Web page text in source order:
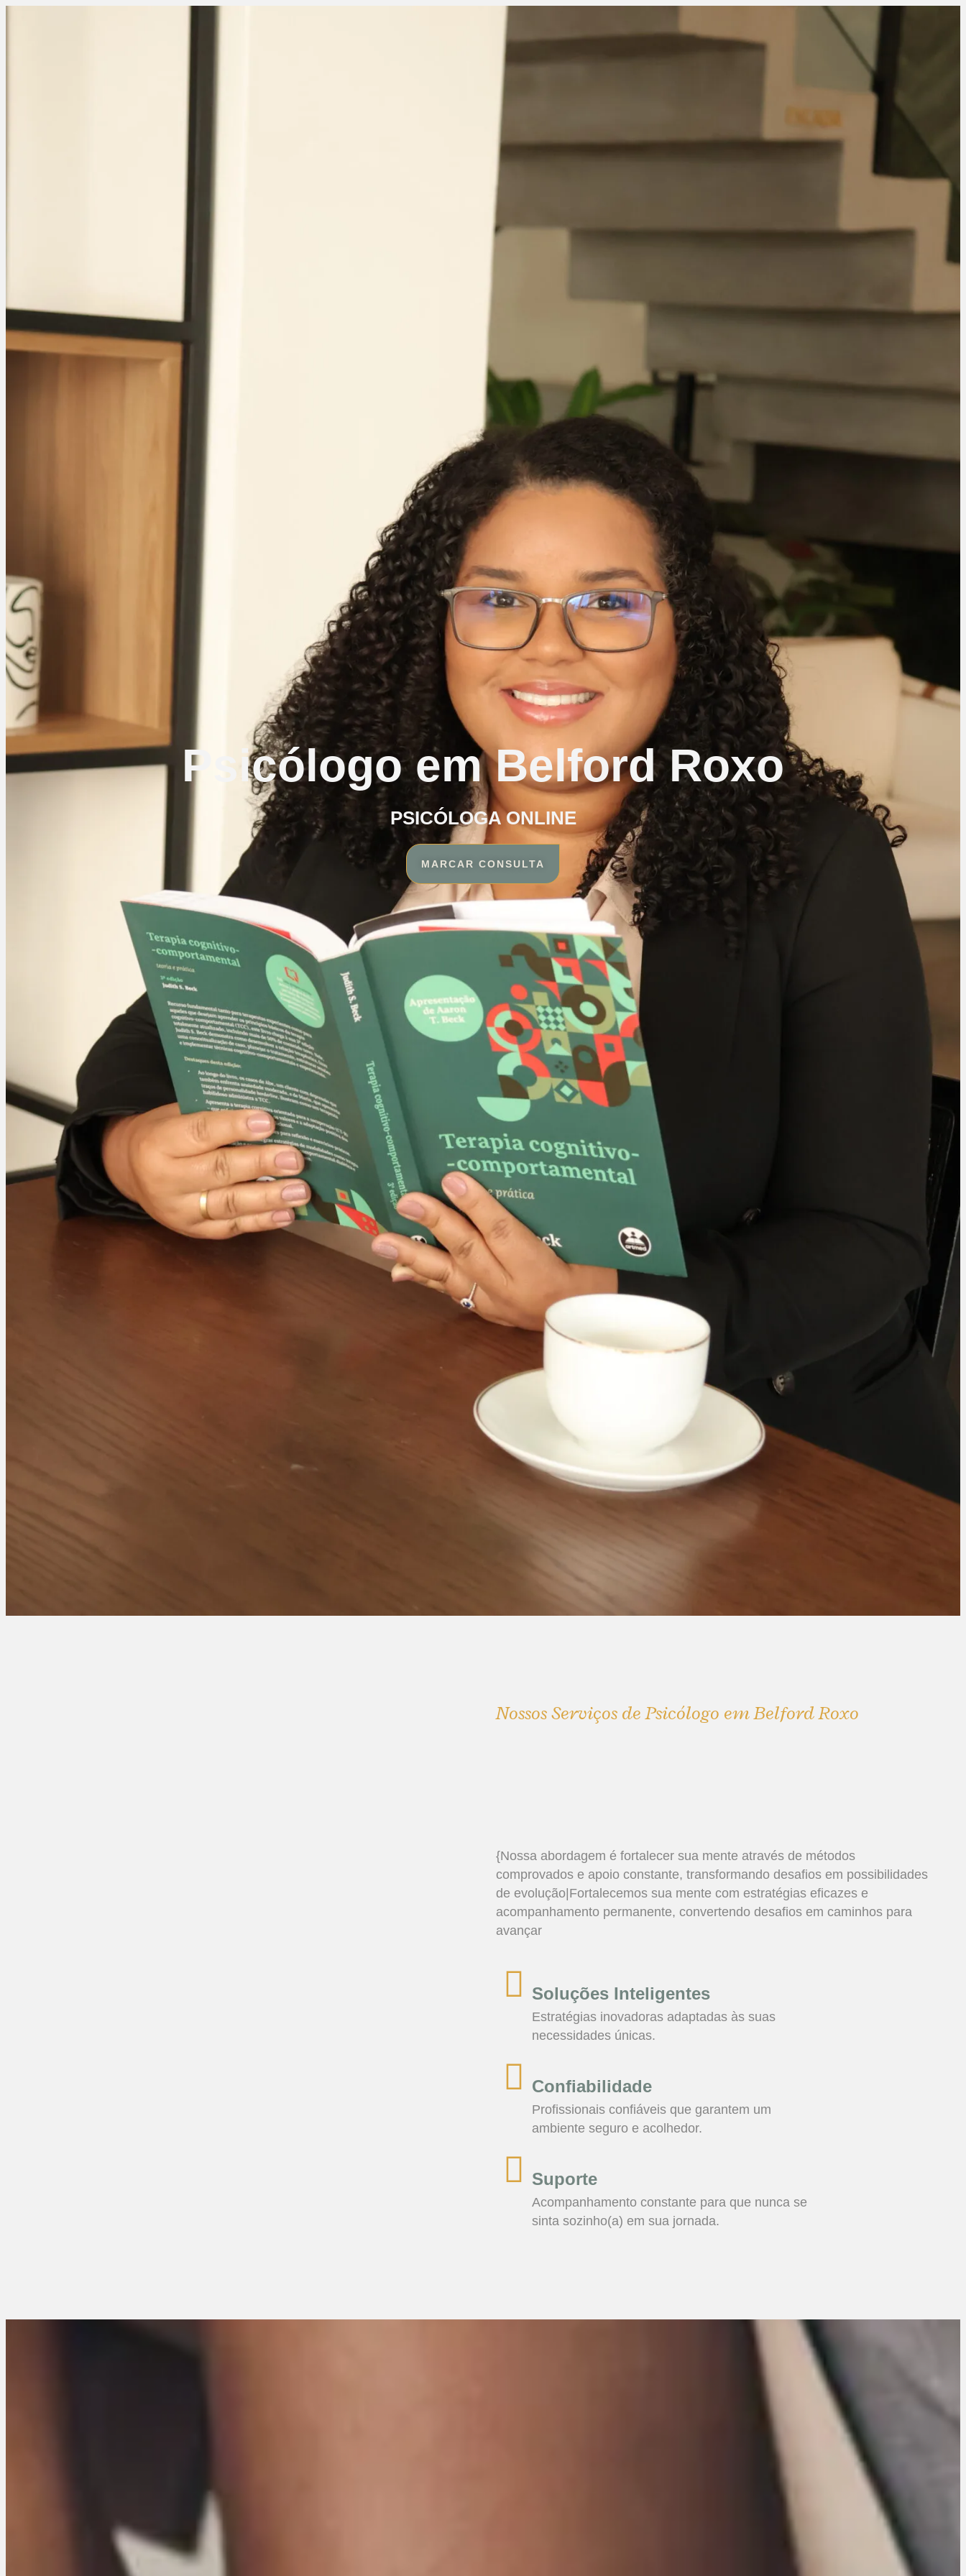
Psicólogo em Belford Roxo
PSICÓLOGA ONLINE
MARCAR CONSULTA
Nossos Serviços de Psicólogo em Belford Roxo
{Nossa abordagem é fortalecer sua mente através de métodos
comprovados e apoio constante, transformando desafios em possibilidades
de evolução|Fortalecemos sua mente com estratégias eficazes e
acompanhamento permanente, convertendo desafios em caminhos para
avançar
Soluções Inteligentes
Estratégias inovadoras adaptadas às suas
necessidades únicas.
Confiabilidade
Profissionais confiáveis que garantem um
ambiente seguro e acolhedor.
Suporte
Acompanhamento constante para que nunca se
sinta sozinho(a) em sua jornada.